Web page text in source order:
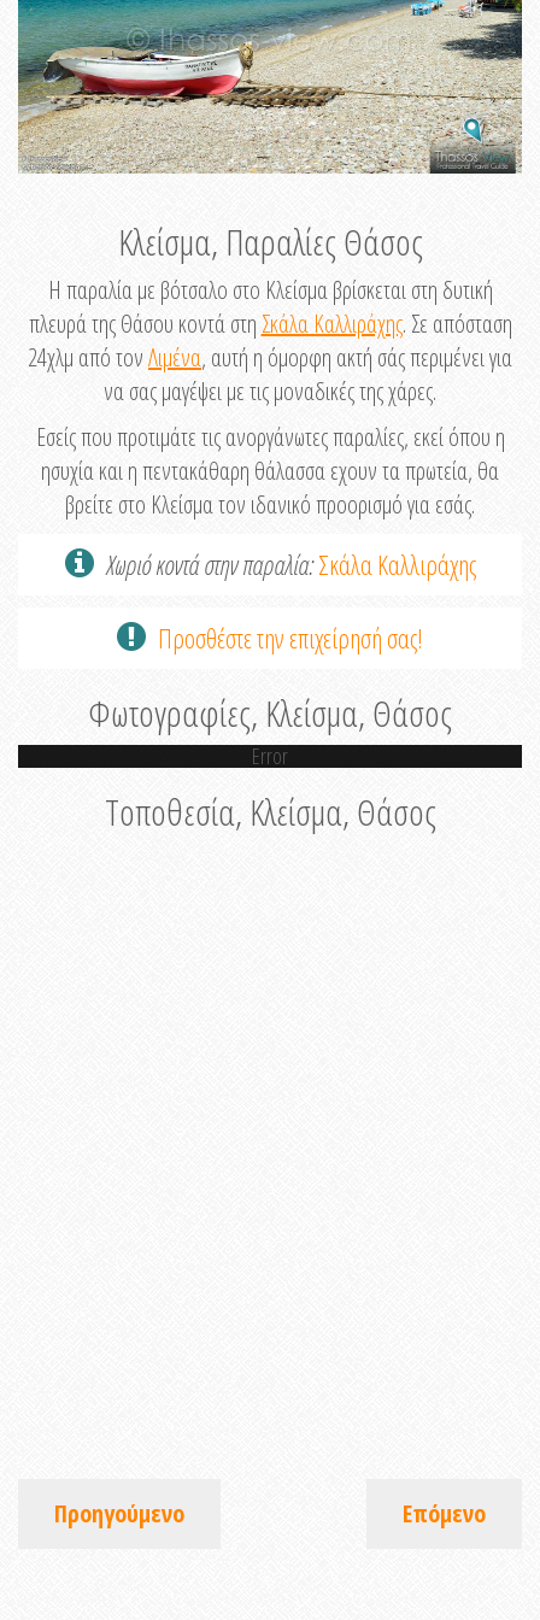
Κλείσμα, Παραλίες Θάσος
Η παραλία με βότσαλο στο Κλείσμα βρίσκεται στη δυτική
πλευρά της Θάσου κοντά στη Σκάλα Καλλιράχης. Σε απόσταση
24χλμ από τονΛιμένα, αυτή η όμορφη ακτή σάς περιμένει για
να σας μαγέψει με τις μοναδικές της χάρες.
Εσείς που προτιμάτε τις ανοργάνωτες παραλίες, εκεί όπου η
ησυχία και η πεντακάθαρη θάλασσα εχουν τα πρωτεία, θα
βρείτε στο Κλείσμα τον ιδανικό προορισμό για εσάς.
Χωριό κοντά στην παραλία:Σκάλα Καλλιράχης
Προσθέστε την επιχείρησή σας!
Φωτογραφίες, Κλείσμα, Θάσος
Error
Τοποθεσία, Κλείσμα, Θάσος
Προηγούμενο Επόμενο